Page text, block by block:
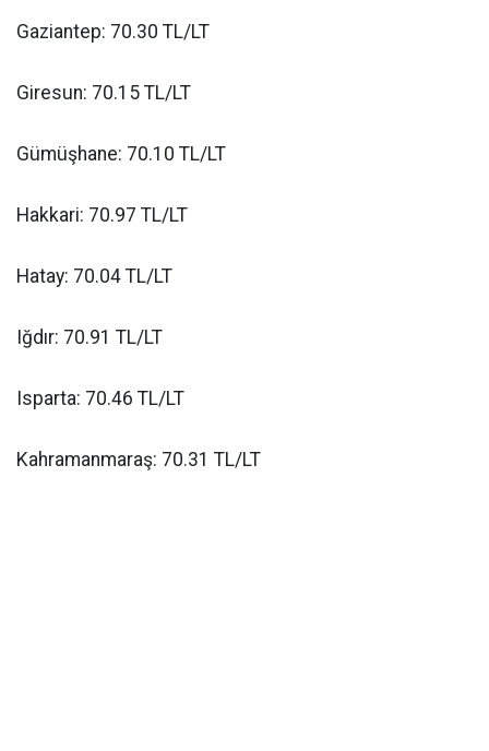
Gaziantep: 70.30 TL/LT
Giresun: 70.15 TL/LT
Gümüşhane: 70.10 TL/LT
Hakkari: 70.97 TL/LT
Hatay: 70.04 TL/LT
Iğdır: 70.91 TL/LT
Isparta: 70.46 TL/LT
Kahramanmaraş: 70.31 TL/LT